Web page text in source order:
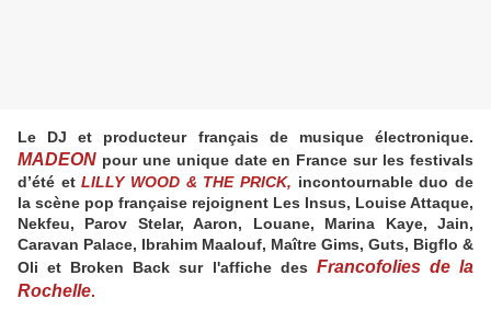
Le DJ et producteur français de musique électronique.
MADEON pour une unique date en France sur les festivals
d’été etLILLY WOOD & THE PRICK, incontournable duo de
la scène pop française rejoignent Les Insus, Louise Attaque,
Nekfeu, Parov Stelar, Aaron, Louane, Marina Kaye, Jain,
Caravan Palace, Ibrahim Maalouf, Maître Gims, Guts, Bigflo &
Oli et Broken Back sur l'affiche des Francofolies de la
Rochelle.